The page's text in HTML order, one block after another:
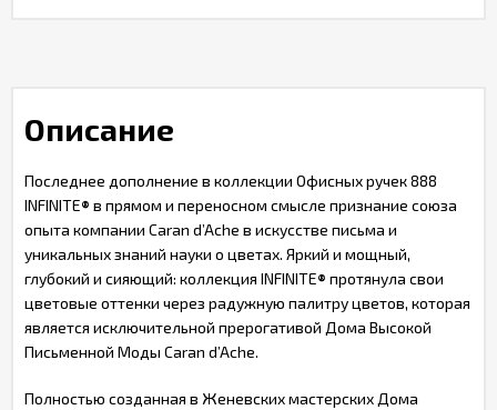
Описание
Последнее дополнение в коллекции Офисных ручек 888
INFINITE® в прямом и переносном смысле признание союза
опыта компании Caran d’Ache в искусстве письма и
уникальных знаний науки о цветах. Яркий и мощный,
глубокий и сияющий: коллекция INFINITE® протянула свои
цветовые оттенки через радужную палитру цветов, которая
является исключительной прерогативой Дома Высокой
Письменной Моды Caran d’Ache.
Полностью созданная в Женевских мастерских Дома